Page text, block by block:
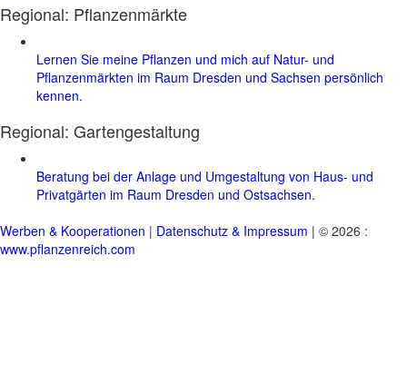
Regional: Pflanzenmärkte
Lernen Sie meine Pflanzen und mich auf Natur- und
Pflanzenmärkten im Raum Dresden und Sachsen persönlich
kennen.
Regional: Gartengestaltung
Beratung bei der Anlage und Umgestaltung von Haus- und
Privatgärten im Raum Dresden und Ostsachsen.
Werben & Kooperationen | Datenschutz & Impressum | © 2026 :
www.pflanzenreich.com